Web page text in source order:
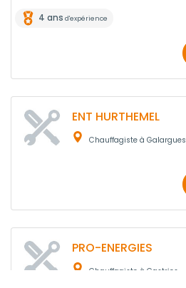
4 ans d'expérience
ENT HURTHEMEL
Chauffagiste à Galargues
PRO-ENERGIES
Chauffagiste à Castries